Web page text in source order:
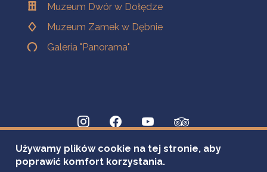
Muzeum Dwór w Dołędze
Muzeum Zamek w Dębnie
Galeria "Panorama"
Używamy plików cookie na tej stronie, aby
poprawić komfort korzystania.